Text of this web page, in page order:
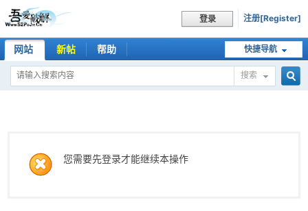
登录 注册[Register]
快捷导航
网站 新帖 帮助
搜索
您需要先登录才能继续本操作